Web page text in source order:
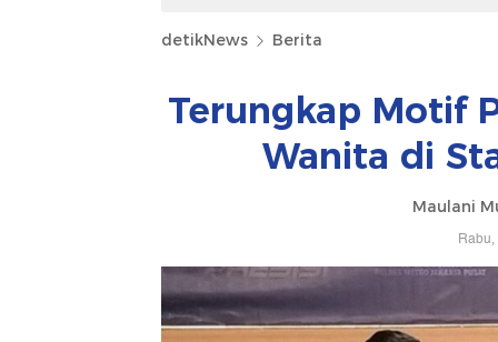
detikNews Berita
Terungkap Motif
Wanita di
Maulani